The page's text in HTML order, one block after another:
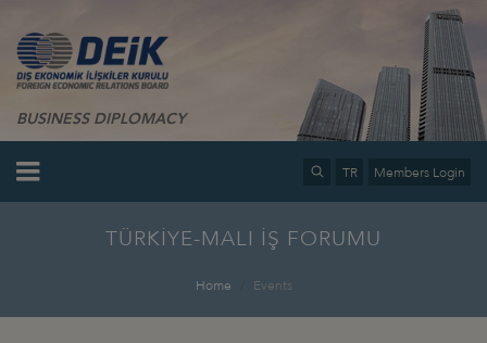
BUSINESS DIPLOMACY
TR Members Login
TÜRKİYE-MALI İŞ FORUMU
Home Events